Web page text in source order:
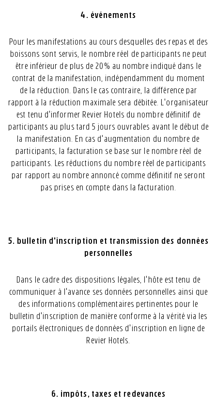
4. événements
Pour les manifestations au cours desquelles des repas et des
boissons sont servis, le nombre réel de participants ne peut
être inférieur de plus de 20% au nombre indiqué dans le
contrat de la manifestation, indépendamment du moment
de la réduction. Dans le cas contraire, la différence par
rapport à la réduction maximale sera débitée. L'organisateur
est tenu d'informer Revier Hotels du nombre définitif de
participants au plus tard 5 jours ouvrables avant le début de
la manifestation. En cas d'augmentation du nombre de
participants, la facturation se base sur le nombre réel de
participants. Les réductions du nombre réel de participants
par rapport au nombre annoncé comme définitif ne seront
pas prises en compte dans la facturation.
5. bulletin d'inscription et transmission des données
personnelles
Dans le cadre des dispositions légales, l'hôte est tenu de
communiquer à l'avance ses données personnelles ainsi que
des informations complémentaires pertinentes pour le
bulletin d'inscription de manière conforme à la vérité via les
portails électroniques de données d'inscription en ligne de
Revier Hotels.
6. impôts, taxes et redevances